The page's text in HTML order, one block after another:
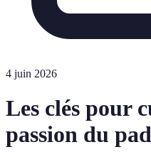
4 juin 2026
Les clés pour
passion du